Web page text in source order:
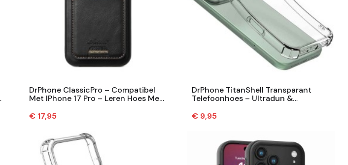
DrPhone ClassicPro – Compatibel
Met IPhone 17 Pro – Leren Hoes Met
Prijs
€ 17,95
DrPhone TitanShell Transparant
Telefoonhoes – Ultradun &
Compatibel...
Prijs
€ 9,95